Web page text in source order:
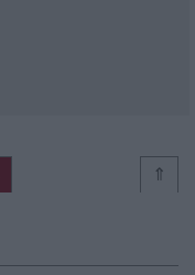
⇑